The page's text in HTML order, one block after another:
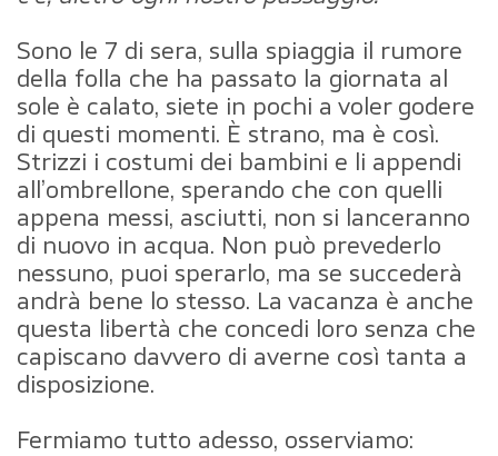
Sono le 7 di sera, sulla spiaggia il rumore
della folla che ha passato la giornata al
sole è calato, siete in pochi a voler godere
di questi momenti. È strano, ma è così.
Strizzi i costumi dei bambini e li appendi
all’ombrellone, sperando che con quelli
appena messi, asciutti, non si lanceranno
di nuovo in acqua. Non può prevederlo
nessuno, puoi sperarlo, ma se succederà
andrà bene lo stesso. La vacanza è anche
questa libertà che concedi loro senza che
capiscano davvero di averne così tanta a
disposizione.
Fermiamo tutto adesso, osserviamo: